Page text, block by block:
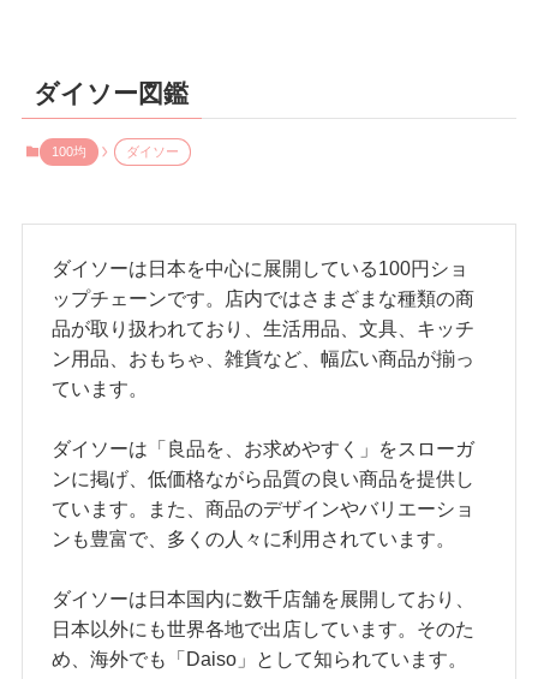
ダイソー図鑑
100均 ダイソー
ダイソーは日本を中心に展開している100円ショ
ップチェーンです。店内ではさまざまな種類の商
品が取り扱われており、生活用品、文具、キッチ
ン用品、おもちゃ、雑貨など、幅広い商品が揃っ
ています。
ダイソーは「良品を、お求めやすく」をスローガ
ンに掲げ、低価格ながら品質の良い商品を提供し
ています。また、商品のデザインやバリエーショ
ンも豊富で、多くの人々に利用されています。
ダイソーは日本国内に数千店舗を展開しており、
日本以外にも世界各地で出店しています。そのた
め、海外でも「Daiso」として知られています。